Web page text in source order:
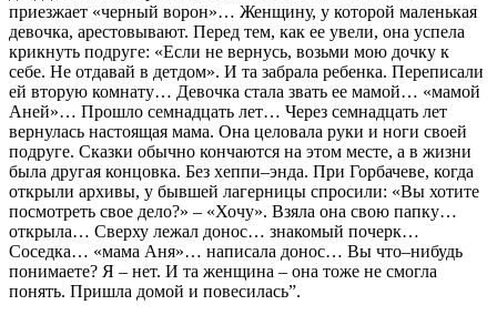
приезжает «черный ворон»… Женщину, у которой маленькая
девочка, арестовывают. Перед тем, как ее увели, она успела
крикнуть подруге: «Если не вернусь, возьми мою дочку к
себе. Не отдавай в детдом». И та забрала ребенка. Переписали
ей вторую комнату… Девочка стала звать ее мамой… «мамой
Аней»… Прошло семнадцать лет… Через семнадцать лет
вернулась настоящая мама. Она целовала руки и ноги своей
подруге. Сказки обычно кончаются на этом месте, а в жизни
была другая концовка. Без хеппи–энда. При Горбачеве, когда
открыли архивы, у бывшей лагерницы спросили: «Вы хотите
посмотреть свое дело?» – «Хочу». Взяла она свою папку…
открыла… Сверху лежал донос… знакомый почерк…
Соседка… «мама Аня»… написала донос… Вы что–нибудь
понимаете? Я – нет. И та женщина – она тоже не смогла
понять. Пришла домой и повесилась”.